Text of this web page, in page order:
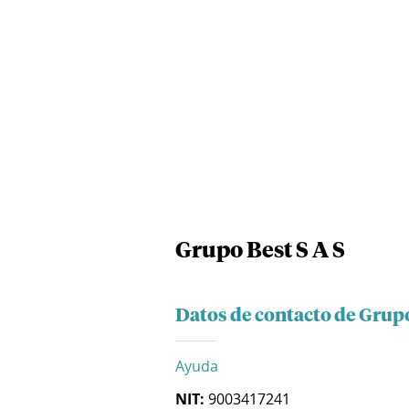
Grupo Best S A S
Datos de contacto de
Ayuda
NIT: 9003417241